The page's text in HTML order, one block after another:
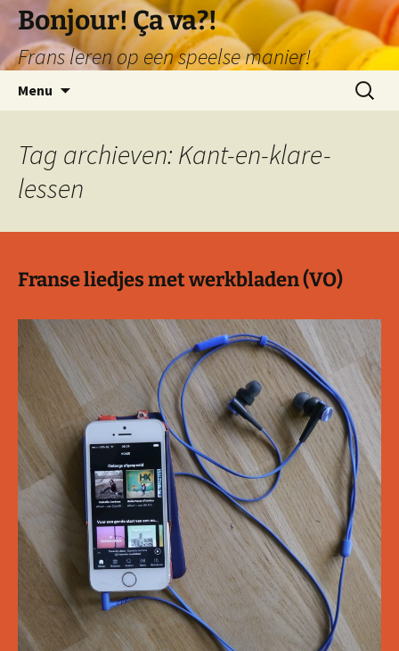
naar
de
inhoud
Bonjour! Ça va?!
Frans leren op een speelse manier!
Menu
Zoeken
naar:
Tag archieven: Kant-en-klare-
lessen
Franse liedjes met werkbladen (VO)